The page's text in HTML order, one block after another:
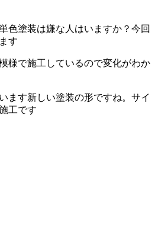
色塗装は嫌な人はいますか？今回
す
様で施工しているので変化がわか
ます新しい塗装の形ですね。サイ
工です